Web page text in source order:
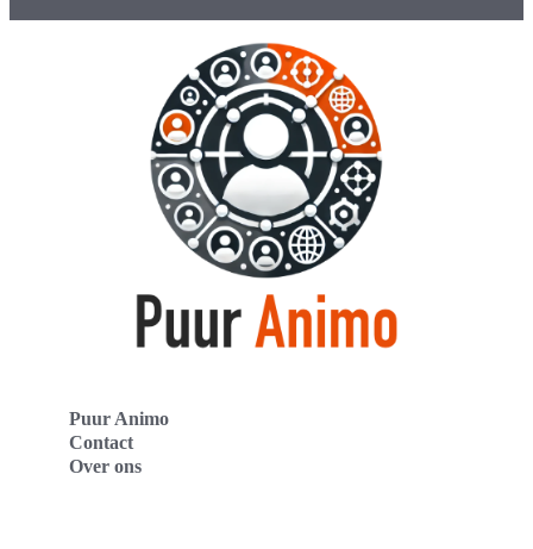
Puur Animo
Contact
Over ons